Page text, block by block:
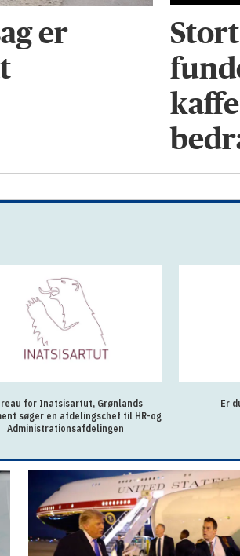
er
for Inatsisartut, Grønlands
søger en afdelingschef til HR-og
Administrationsafdelingen
Er